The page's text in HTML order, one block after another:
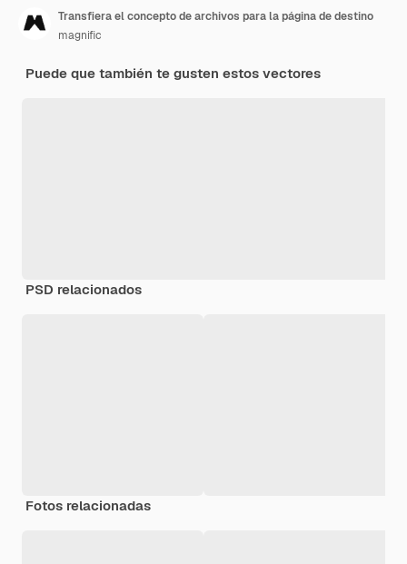
Transfiera el concepto de archivos para la página de destino
magnific
Puede que también te gusten estos vectores
PSD relacionados
Fotos relacionadas